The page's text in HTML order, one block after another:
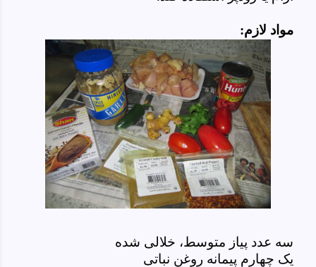
مواد لازم:
سه عدد پیاز متوسط، خلالی شده
یک چهارم پیمانه روغن نباتی